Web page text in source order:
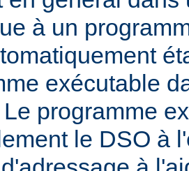
à un
exécutable
programme
le DSO à